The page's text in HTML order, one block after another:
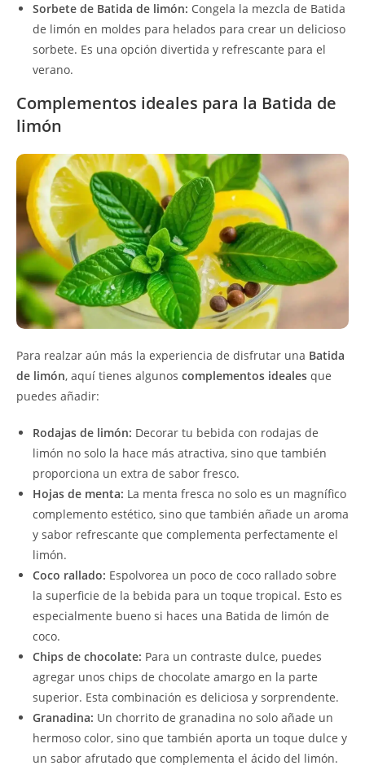
Sorbete de Batida de limón: Congela la mezcla de Batida
de limón en moldes para helados para crear un delicioso
sorbete. Es una opción divertida y refrescante para el
verano.
Complementos ideales para la Batida de
limón
Para realzar aún más la experiencia de disfrutar una Batida
de limón, aquí tienes algunos complementos ideales que
puedes añadir:
Rodajas de limón: Decorar tu bebida con rodajas de
limón no solo la hace más atractiva, sino que también
proporciona un extra de sabor fresco.
Hojas de menta: La menta fresca no solo es un magnífico
complemento estético, sino que también añade un aroma
y sabor refrescante que complementa perfectamente el
limón.
Coco rallado: Espolvorea un poco de coco rallado sobre
la superficie de la bebida para un toque tropical. Esto es
especialmente bueno si haces una Batida de limón de
coco.
Chips de chocolate: Para un contraste dulce, puedes
agregar unos chips de chocolate amargo en la parte
superior. Esta combinación es deliciosa y sorprendente.
Granadina: Un chorrito de granadina no solo añade un
hermoso color, sino que también aporta un toque dulce y
un sabor afrutado que complementa el ácido del limón.